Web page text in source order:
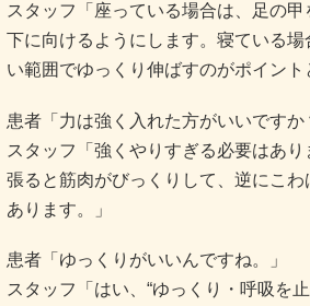
スタッフ「座っている場合は、足の
下に向けるようにします。寝ている
い範囲でゆっくり伸ばすのがポイント
患者「力は強く入れた方がいいですか
スタッフ「強くやりすぎる必要はあ
張ると筋肉がびっくりして、逆にこ
あります。」
患者「ゆっくりがいいんですね。」
スタッフ「はい、“ゆっくり・呼吸を